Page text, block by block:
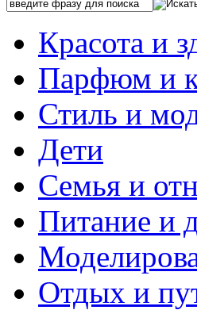
Красота и
Парфюм и
Стиль и
Дети
Семья и
Питание и
Отдых и